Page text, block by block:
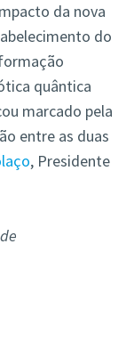
da nova
do
quântica
marcado pela
entre as duas
, Presidente